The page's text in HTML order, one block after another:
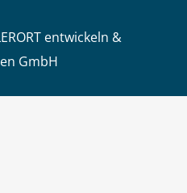
entwickeln &
GmbH